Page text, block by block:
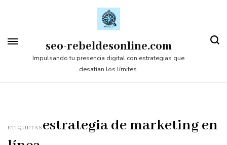
contenido
(presiona
seo-rebeldesonline.com
Impulsando tu presencia digital con estrategias que
desafían los límites.
ETIQUETAS estrategia de marketing en